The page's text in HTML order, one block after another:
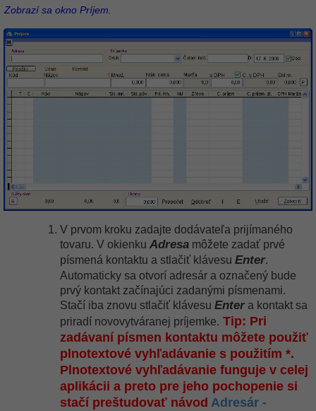
Zobrazí sa okno Príjem.
V prvom kroku zadajte dodávateľa prijímaného
tovaru. V okienku Adresa môžete zadať prvé
písmená kontaktu a stlačiť klávesu Enter.
Automaticky sa otvorí adresár a označený bude
prvý kontakt začínajúci zadanými písmenami.
Stačí iba znovu stlačiť klávesu Enter a kontakt sa
priradí novovytváranej príjemke. Tip: Pri
zadávaní písmen kontaktu môžete použiť
plnotextové vyhľadávanie s použitím *.
Plnotextové vyhľadávanie funguje v celej
aplikácii a preto pre jeho pochopenie si
stačí preštudovať návod Adresár -